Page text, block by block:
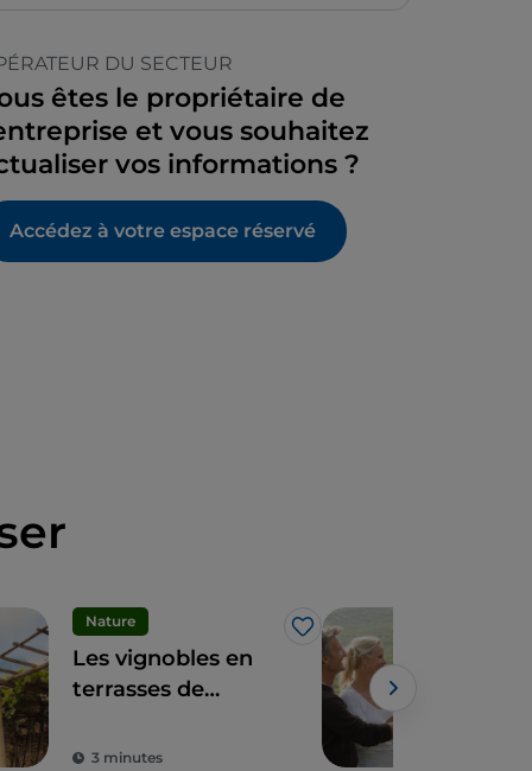
DU SECTEUR
êtes le propriétaire de
et vous souhaitez
vos informations ?
Accédez à votre espace réservé
Nature
J’aime
Les vignobles en
terrasses de
paysage unique et
3 minutes